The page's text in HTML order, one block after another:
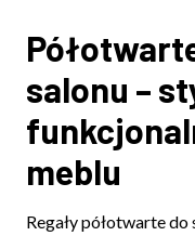
salonu –
meblu
Regały półotwarte